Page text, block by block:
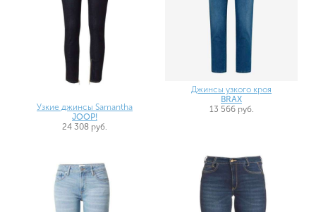
Узкие джинсы Samantha
JOOP!
24 308 руб.
Джинсы узкого кроя
BRAX
13 566 руб.